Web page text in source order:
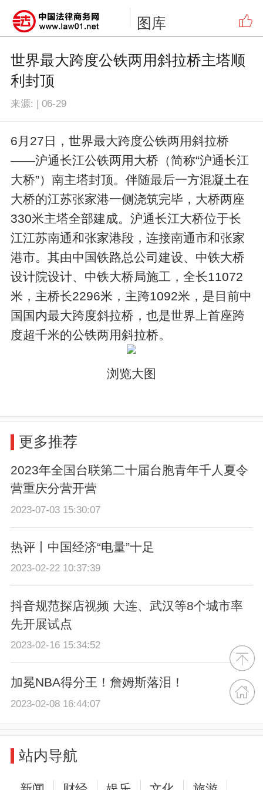
图库
世界最大跨度公铁两用斜拉桥主塔顺
利封顶
来源: |06-29
6月27日，世界最大跨度公铁两用斜拉桥
——沪通长江公铁两用大桥（简称“沪通长江
大桥”）南主塔封顶。伴随最后一方混凝土在
大桥的江苏张家港一侧浇筑完毕，大桥两座
330米主塔全部建成。沪通长江大桥位于长
江江苏南通和张家港段，连接南通市和张家
港市。其由中国铁路总公司建设、中铁大桥
设计院设计、中铁大桥局施工，全长11072
米，主桥长2296米，主跨1092米，是目前中
国国内最大跨度斜拉桥，也是世界上首座跨
度超千米的公铁两用斜拉桥。
浏览大图
更多推荐
2023年全国台联第二十届台胞青年千人夏令
营重庆分营开营
2023-07-03 15:30:07
热评丨中国经济“电量”十足
2023-02-22 10:37:39
抖音规范探店视频 大连、武汉等8个城市率
先开展试点
2023-02-16 15:34:52
加冕NBA得分王！詹姆斯落泪！
2023-02-08 16:44:07
站内导航